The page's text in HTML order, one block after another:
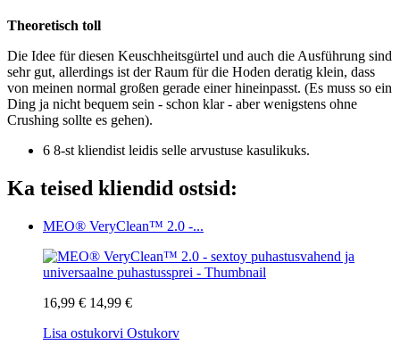
Theoretisch toll
Die Idee für diesen Keuschheitsgürtel und auch die Ausführung sind
sehr gut, allerdings ist der Raum für die Hoden deratig klein, dass
von meinen normal großen gerade einer hineinpasst. (Es muss so ein
Ding ja nicht bequem sein - schon klar - aber wenigstens ohne
Crushing sollte es gehen).
6 8-st kliendist leidis selle arvustuse kasulikuks.
Ka teised kliendid ostsid:
MEO® VeryClean™ 2.0 -...
16,99 € 14,99 €
Lisa ostukorvi Ostukorv